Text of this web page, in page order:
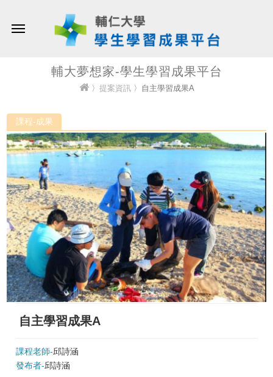
輔大夢想家-學生學習成果平台
〉 提案資訊〉自主學習成果A
課程-成果
自主學習成果A
課程老師-邱詩涵
發布者-邱詩涵